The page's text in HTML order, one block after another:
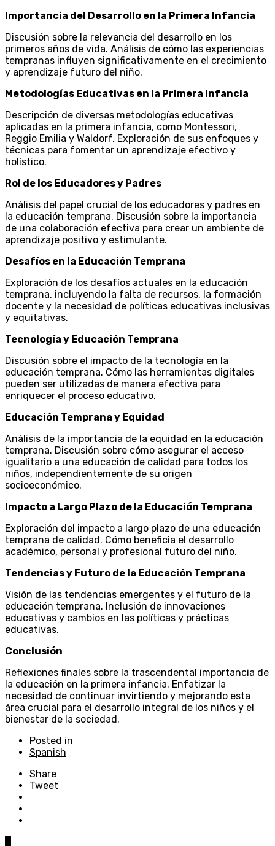
Importancia del Desarrollo en la Primera Infancia
Discusión sobre la relevancia del desarrollo en los
primeros años de vida. Análisis de cómo las experiencias
tempranas influyen significativamente en el crecimiento
y aprendizaje futuro del niño.
Metodologías Educativas en la Primera Infancia
Descripción de diversas metodologías educativas
aplicadas en la primera infancia, como Montessori,
Reggio Emilia y Waldorf. Exploración de sus enfoques y
técnicas para fomentar un aprendizaje efectivo y
holístico.
Rol de los Educadores y Padres
Análisis del papel crucial de los educadores y padres en
la educación temprana. Discusión sobre la importancia
de una colaboración efectiva para crear un ambiente de
aprendizaje positivo y estimulante.
Desafíos en la Educación Temprana
Exploración de los desafíos actuales en la educación
temprana, incluyendo la falta de recursos, la formación
docente y la necesidad de políticas educativas inclusivas
y equitativas.
Tecnología y Educación Temprana
Discusión sobre el impacto de la tecnología en la
educación temprana. Cómo las herramientas digitales
pueden ser utilizadas de manera efectiva para
enriquecer el proceso educativo.
Educación Temprana y Equidad
Análisis de la importancia de la equidad en la educación
temprana. Discusión sobre cómo asegurar el acceso
igualitario a una educación de calidad para todos los
niños, independientemente de su origen
socioeconómico.
Impacto a Largo Plazo de la Educación Temprana
Exploración del impacto a largo plazo de una educación
temprana de calidad. Cómo beneficia el desarrollo
académico, personal y profesional futuro del niño.
Tendencias y Futuro de la Educación Temprana
Visión de las tendencias emergentes y el futuro de la
educación temprana. Inclusión de innovaciones
educativas y cambios en las políticas y prácticas
educativas.
Conclusión
Reflexiones finales sobre la trascendental importancia de
la educación en la primera infancia. Enfatizar la
necesidad de continuar invirtiendo y mejorando esta
área crucial para el desarrollo integral de los niños y el
bienestar de la sociedad.
Posted in
Spanish
Share
Tweet